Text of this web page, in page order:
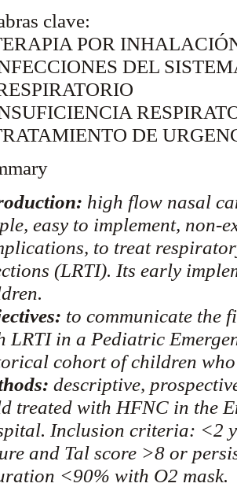
clave:
POR
DEL
DE
high flow nasal
easy to implement, non-
to treat
(LRTI). Its early
to communicate the
LRTI in a Pediatric
cohort of children
descriptive,
treated with HFNC in the
Inclusion criteria: <2
and Tal score >8 or
<90% with O2